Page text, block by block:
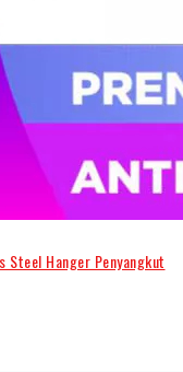
Hanger Penyangkut